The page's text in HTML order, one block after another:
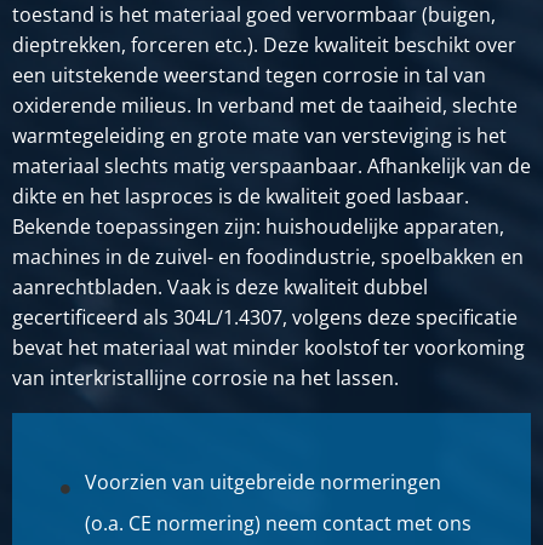
toestand is het materiaal goed vervormbaar (buigen,
dieptrekken, forceren etc.). Deze kwaliteit beschikt over
een uitstekende weerstand tegen corrosie in tal van
oxiderende milieus. In verband met de taaiheid, slechte
warmtegeleiding en grote mate van versteviging is het
materiaal slechts matig verspaanbaar. Afhankelijk van de
dikte en het lasproces is de kwaliteit goed lasbaar.
Bekende toepassingen zijn: huishoudelijke apparaten,
machines in de zuivel- en foodindustrie, spoelbakken en
aanrechtbladen. Vaak is deze kwaliteit dubbel
gecertificeerd als 304L/1.4307, volgens deze specificatie
bevat het materiaal wat minder koolstof ter voorkoming
van interkristallijne corrosie na het lassen.
Voorzien van uitgebreide normeringen
(o.a. CE normering) neem contact met ons